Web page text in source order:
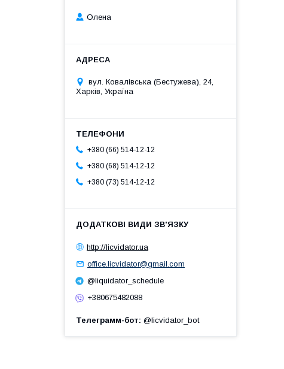
Олена
вул. Ковалівська (Бестужева), 24,
Харків, Україна
+380 (66) 514-12-12
+380 (68) 514-12-12
+380 (73) 514-12-12
http://licvidator.ua
office.licvidator@gmail.com
@liquidator_schedule
+380675482088
Телеграмм-бот @licvidator_bot